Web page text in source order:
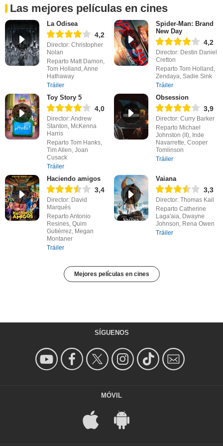
Las mejores películas en cines
La Odisea
4,2
Director: Christopher
Nolan
Reparto Matt Damon,
Tom Holland, Anne
Hathaway
Tráiler
Spider-Man: Brand
New Day
4,2
Director: Destin Daniel
Cretton
Reparto Tom Holland,
Zendaya, Sadie Sink
Tráiler
Toy Story 5
4,0
Director: Andrew
Stanton, McKenna
Harris
Reparto Tom Hanks,
Tim Allen, Joan
Cusack
Tráiler
Obsession
3,9
Director: Curry Barker
Reparto Michael
Johnston (II), Inde
Navarrette, Cooper
Tomlinson
Tráiler
Haciendo amigos
3,4
Director: David
Marqués
Reparto Antonio
Resines, Quim
Gutiérrez, Megan
Montaner
Tráiler
Vaiana
3,3
Director: Thomas Kail
Reparto Catherine
Laga'aia, Dwayne
Johnson, Rena Owen
Tráiler
Mejores películas en cines
SÍGUENOS
MÓVIL